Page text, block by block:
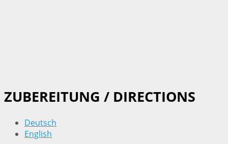
ZUBEREITUNG / DIRECTIONS
Deutsch
English